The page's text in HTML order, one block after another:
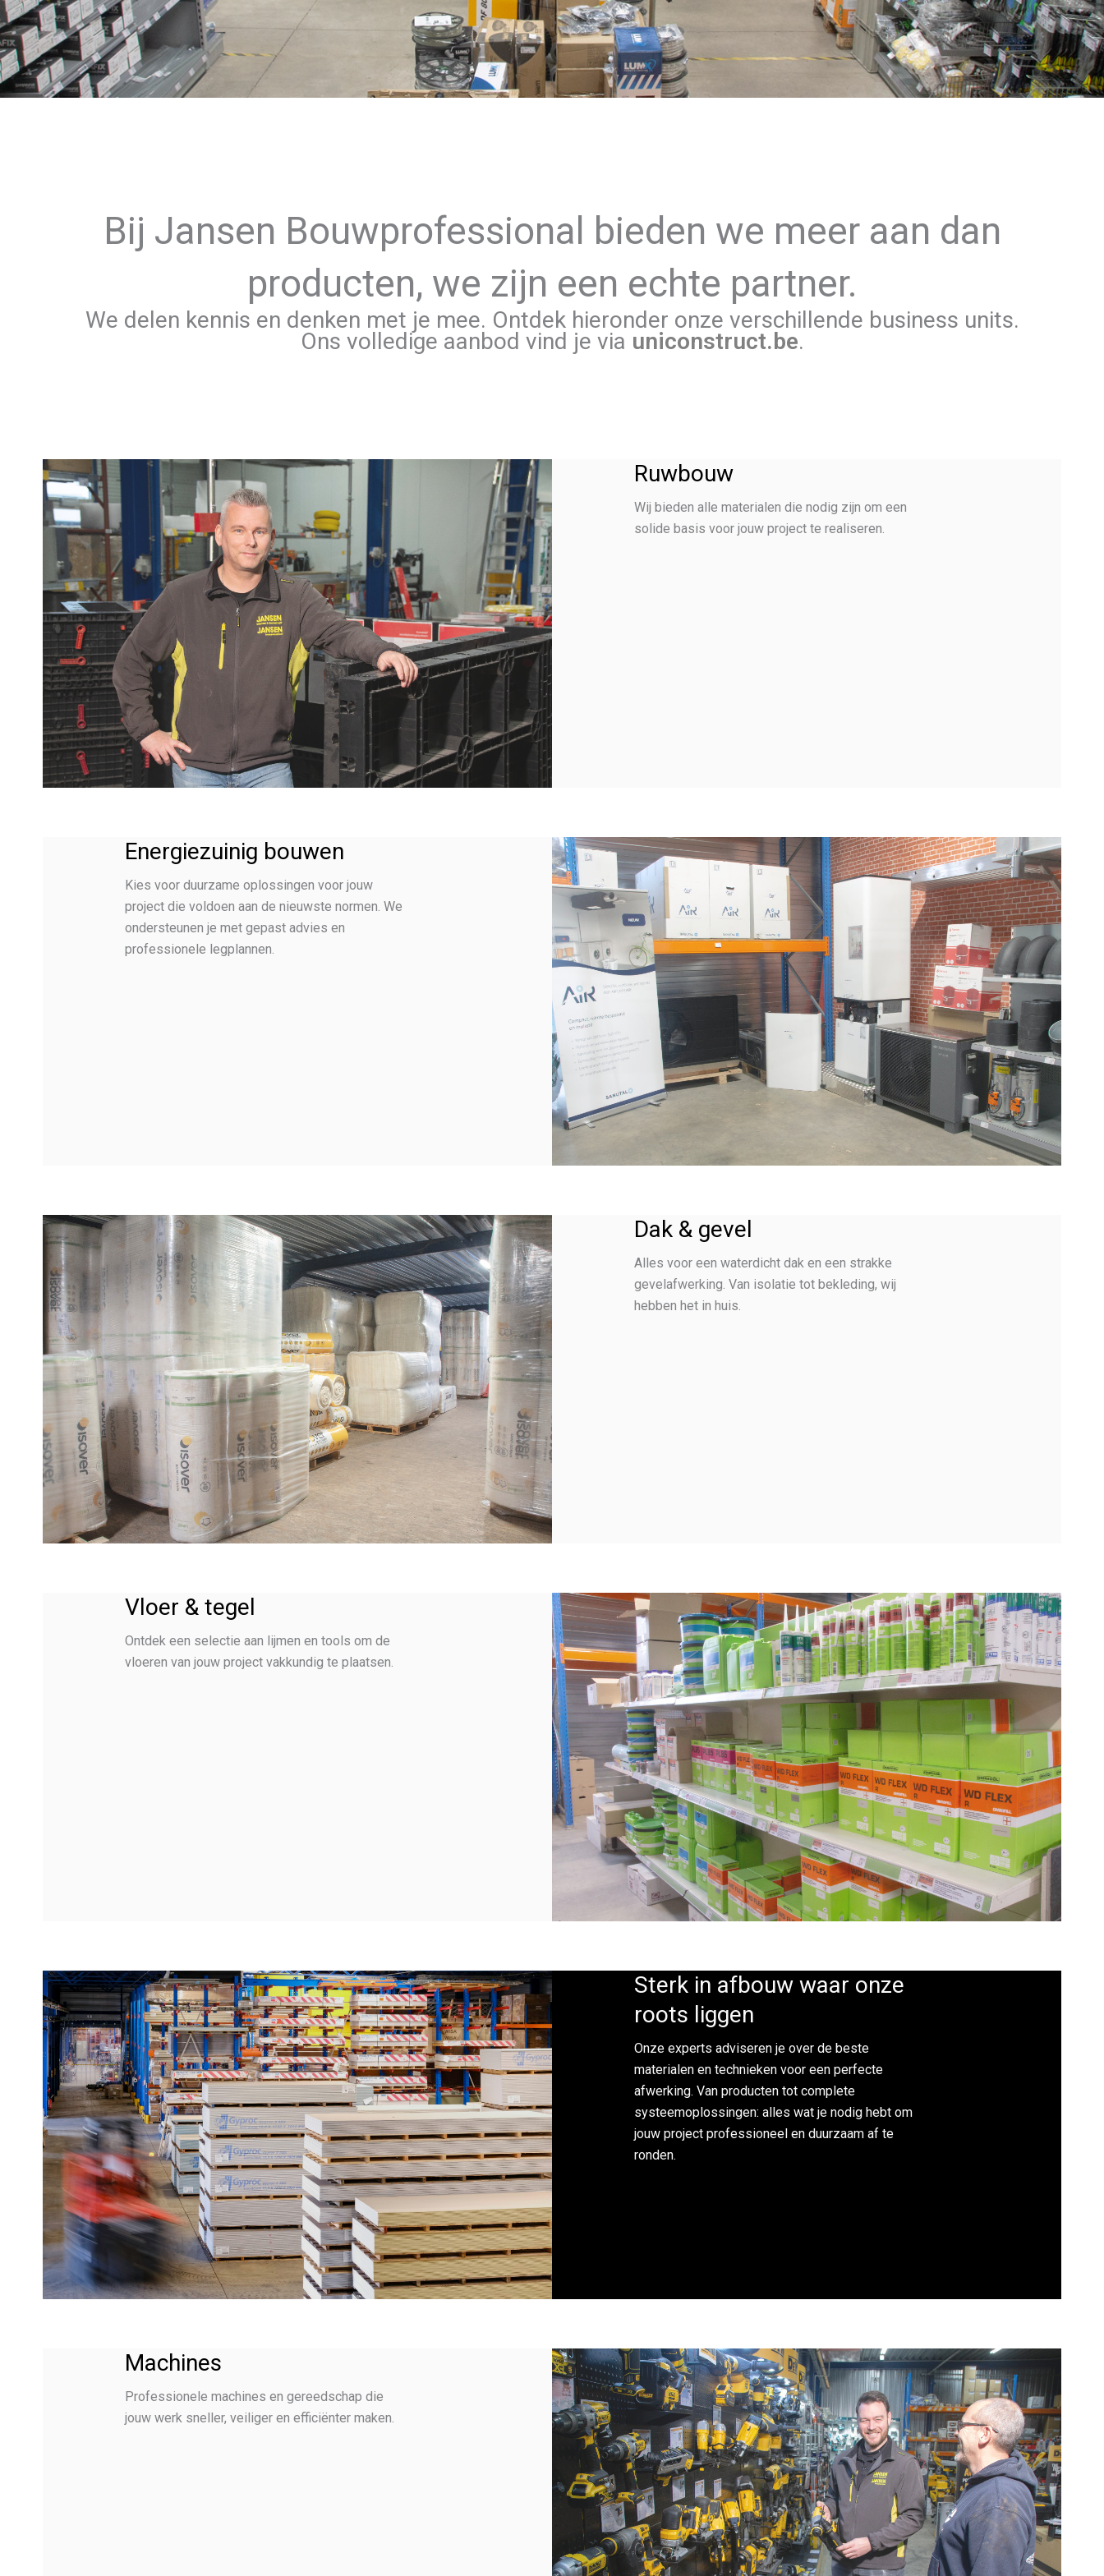
Bij Jansen Bouwprofessional bieden we meer aan dan
producten, we zijn een echte partner.
We delen kennis en denken met je mee. Ontdek hieronder onze verschillende business units.
Ons volledige aanbod vind je via uniconstruct.be.
Ruwbouw
Wij bieden alle materialen die nodig zijn om een
solide basis voor jouw project te realiseren.
Energiezuinig bouwen
Kies voor duurzame oplossingen voor jouw
project die voldoen aan de nieuwste normen. We
ondersteunen je met gepast advies en
professionele legplannen.
Dak & gevel
Alles voor een waterdicht dak en een strakke
gevelafwerking. Van isolatie tot bekleding, wij
hebben het in huis.
Vloer & tegel
Ontdek een selectie aan lijmen en tools om de
vloeren van jouw project vakkundig te plaatsen.
Sterk in afbouw waar onze
roots liggen
Onze experts adviseren je over de beste
materialen en technieken voor een perfecte
afwerking. Van producten tot complete
systeemoplossingen: alles wat je nodig hebt om
jouw project professioneel en duurzaam af te
ronden.
Machines
Professionele machines en gereedschap die
jouw werk sneller, veiliger en efficiënter maken.